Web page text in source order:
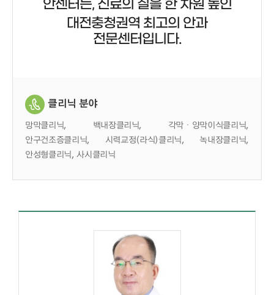
안센터는, 진료의 질을 한 차원 높인
대전충청권역 최고의 안과
전문센터입니다.
클리닉 분야
망막클리닉, 백내장클리닉, 각막ㆍ양막이식클리닉,
안구건조증클리닉, 시력교정(라식)클리닉, 녹내장클리닉,
안성형클리닉, 사시클리닉